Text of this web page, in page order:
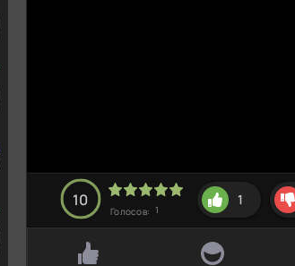
10
Голосов: 1
1